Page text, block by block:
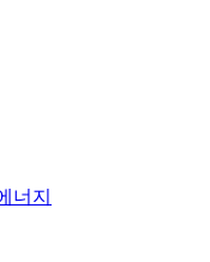
너지